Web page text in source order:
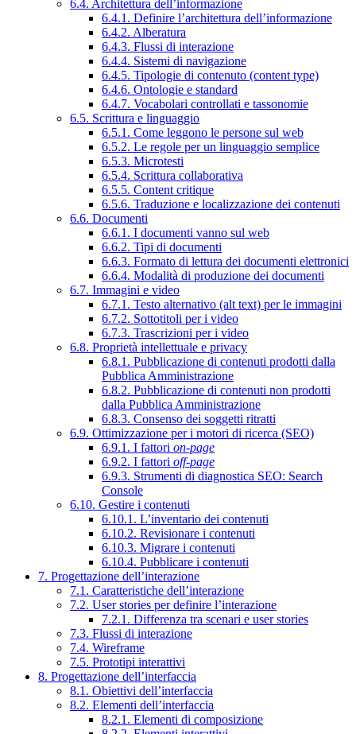
6.4. Architettura dell’informazione
6.4.1. Definire l’architettura dell’informazione
6.4.2. Alberatura
6.4.3. Flussi di interazione
6.4.4. Sistemi di navigazione
6.4.5. Tipologie di contenuto (content type)
6.4.6. Ontologie e standard
6.4.7. Vocabolari controllati e tassonomie
6.5. Scrittura e linguaggio
6.5.1. Come leggono le persone sul web
6.5.2. Le regole per un linguaggio semplice
6.5.3. Microtesti
6.5.4. Scrittura collaborativa
6.5.5. Content critique
6.5.6. Traduzione e localizzazione dei contenuti
6.6. Documenti
6.6.1. I documenti vanno sul web
6.6.2. Tipi di documenti
6.6.3. Formato di lettura dei documenti elettronici
6.6.4. Modalità di produzione dei documenti
6.7. Immagini e video
6.7.1. Testo alternativo (alt text) per le immagini
6.7.2. Sottotitoli per i video
6.7.3. Trascrizioni per i video
6.8. Proprietà intellettuale e privacy
6.8.1. Pubblicazione di contenuti prodotti dalla
Pubblica Amministrazione
6.8.2. Pubblicazione di contenuti non prodotti
dalla Pubblica Amministrazione
6.8.3. Consenso dei soggetti ritratti
6.9. Ottimizzazione per i motori di ricerca (SEO)
6.9.1. I fattori on-page
6.9.2. I fattori off-page
6.9.3. Strumenti di diagnostica SEO: Search
Console
6.10. Gestire i contenuti
6.10.1. L’inventario dei contenuti
6.10.2. Revisionare i contenuti
6.10.3. Migrare i contenuti
6.10.4. Pubblicare i contenuti
7. Progettazione dell’interazione
7.1. Caratteristiche dell’interazione
7.2. User stories per definire l’interazione
7.2.1. Differenza tra scenari e user stories
7.3. Flussi di interazione
7.4. Wireframe
7.5. Prototipi interattivi
8. Progettazione dell’interfaccia
8.1. Obiettivi dell’interfaccia
8.2. Elementi dell’interfaccia
8.2.1. Elementi di composizione